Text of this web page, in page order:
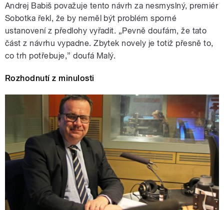
Andrej Babiš považuje tento návrh za nesmyslný, premiér
Sobotka řekl, že by neměl být problém sporné
ustanovení z předlohy vyřadit. „Pevně doufám, že tato
část z návrhu vypadne. Zbytek novely je totiž přesně to,
co trh potřebuje,” doufá Malý.
Rozhodnutí z minulosti